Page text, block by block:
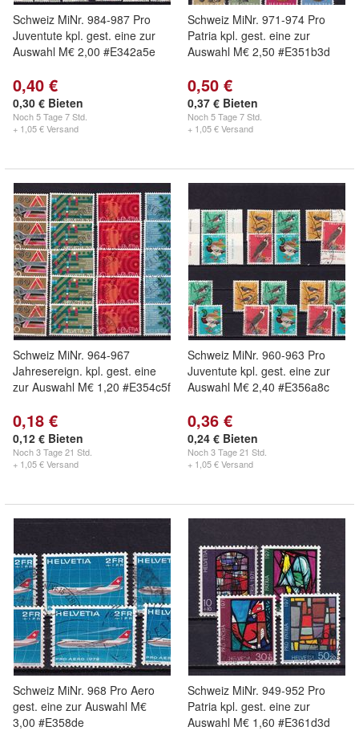
Schweiz MiNr. 984-987 Pro
Juventute kpl. gest. eine zur
Auswahl M€ 2,00 #E342a5e
0,40 €
0,30 € Bieten
Noch5 Tage 7 Std.
+ 1,05 € Versand
Schweiz MiNr. 971-974 Pro
Patria kpl. gest. eine zur
Auswahl M€ 2,50 #E351b3d
0,50 €
0,37 € Bieten
Noch5 Tage 7 Std.
+ 1,05 € Versand
Schweiz MiNr. 964-967
Jahresereign. kpl. gest. eine
zur Auswahl M€ 1,20 #E354c5f
0,18 €
0,12 € Bieten
Noch3 Tage 21 Std.
+ 1,05 € Versand
Schweiz MiNr. 960-963 Pro
Juventute kpl. gest. eine zur
Auswahl M€ 2,40 #E356a8c
0,36 €
0,24 € Bieten
Noch3 Tage 21 Std.
+ 1,05 € Versand
Schweiz MiNr. 968 Pro Aero
gest. eine zur Auswahl M€
3,00 #E358de
Schweiz MiNr. 949-952 Pro
Patria kpl. gest. eine zur
Auswahl M€ 1,60 #E361d3d